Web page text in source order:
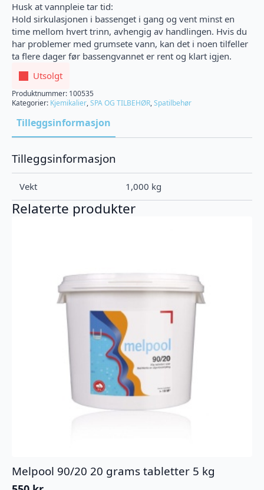
Husk at vannpleie tar tid:
Hold sirkulasjonen i bassenget i gang og vent minst en
time mellom hvert trinn, avhengig av handlingen. Hvis du
har problemer med grumsete vann, kan det i noen tilfeller
ta flere dager før bassengvannet er rent og klart igjen.
Utsolgt
Produktnummer: 100535
Kategorier: Kjemikalier,SPA OG TILBEHØR,Spatilbehør
Tilleggsinformasjon
Tilleggsinformasjon
Vekt 1,000 kg
Relaterte produkter
Melpool 90/20 20 grams tabletter 5 kg